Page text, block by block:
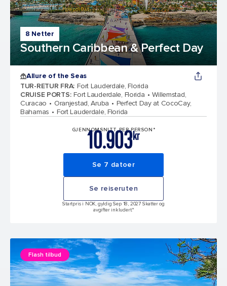
8 Netter
Southern Caribbean & Perfect Day
Allure of the Seas
TUR-RETUR FRA: Fort Lauderdale, Florida
CRUISE PORTS: Fort Lauderdale, Florida
Willemstad,
Curacao
Oranjestad, Aruba
Perfect Day at CocoCay,
Bahamas
Fort Lauderdale, Florida
GJENNOMSNITT PER PERSON*
kr
10.903
Se 7 datoer
Se reiseruten
Startpris i NOK, gyldig Sep 18, 2027 Skatter og
avgifter inkludert.*
Flash tilbud